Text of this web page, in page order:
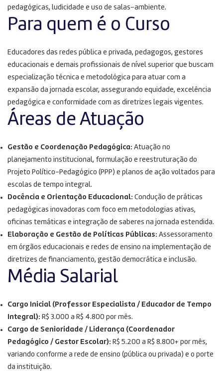
pedagógicas, ludicidade e uso de salas-ambiente.
Para quem é o Curso
Educadores das redes pública e privada, pedagogos, gestores
educacionais e demais profissionais de nível superior que buscam
especialização técnica e metodológica para atuar com a
expansão da jornada escolar, assegurando equidade, excelência
pedagógica e conformidade com as diretrizes legais vigentes.
Áreas de Atuação
Gestão e Coordenação Pedagógica: Atuação no
planejamento institucional, formulação e reestruturação do
Projeto Político-Pedagógico (PPP) e planos de ação voltados para
escolas de tempo integral.
Docência e Orientação Educacional: Condução de práticas
pedagógicas inovadoras com foco em metodologias ativas,
oficinas temáticas e integração de saberes na jornada estendida.
Elaboração e Gestão de Políticas Públicas: Assessoramento
em órgãos educacionais e redes de ensino na implementação de
diretrizes de financiamento, gestão democrática e inclusão.
Média Salarial
Cargo Inicial (Professor Especialista / Educador de Tempo
Integral): R$ 3.000 a R$ 4.800 por mês.
Cargo de Senioridade / Liderança (Coordenador
Pedagógico / Gestor Escolar): R$ 5.200 a R$ 8.800+ por mês,
variando conforme a rede de ensino (pública ou privada) e o porte
da instituição.